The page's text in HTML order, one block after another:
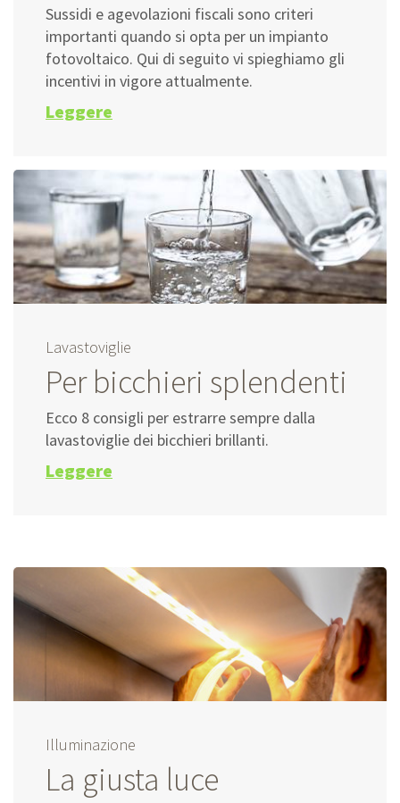
Sussidi e agevolazioni fiscali sono criteri
importanti quando si opta per un impianto
fotovoltaico. Qui di seguito vi spieghiamo gli
incentivi in vigore attualmente.
Leggere
Lavastoviglie
Per bicchieri splendenti
Ecco 8 consigli per estrarre sempre dalla
lavastoviglie dei bicchieri brillanti.
Leggere
Illuminazione
La giusta luce